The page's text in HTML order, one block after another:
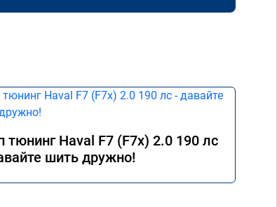
тюнинг Haval F7 (F7x) 2.0 190 лс
шить дружно!